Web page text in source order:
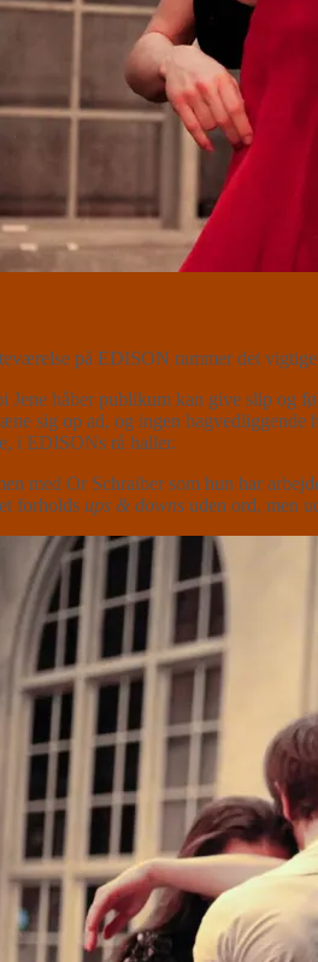
på EDISON rammer det
Jene håber publikum kan give slip
sig op ad, og ingen
i EDISONs rå haller.
med Or Schraiber som hun har
forholds ups & downs uden ord, men